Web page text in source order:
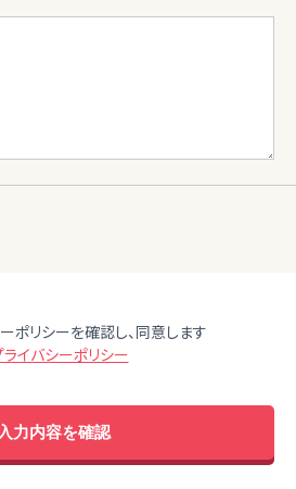
ポリシーを確認し、同意します
ライバシーポリシー
入力内容を確認